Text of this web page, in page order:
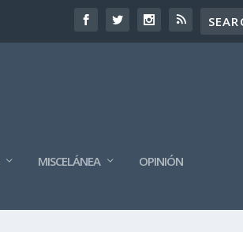
MISCELÁNEA OPINIÓN